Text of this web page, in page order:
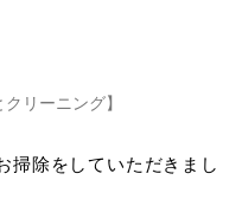
リーニング】
掃除をしていただきまし